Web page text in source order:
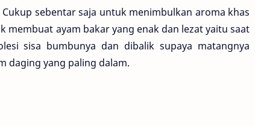
sebentar saja untuk menimbulkan aroma khas
ayam bakar yang enak dan lezat yaitu saat
sisa bumbunya dan dibalik supaya matangnya
daging yang paling dalam.